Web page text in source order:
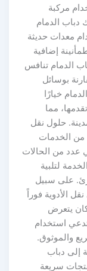
مركبة
الدمام
معدات حديثة
إضافية
الدمام تنافس
بوسائل
خيارًا
مما
حلول نقل
الخدمات
من الحالات
لتلبية
على سبيل
فوراً
يتعرض
استخدام
والموثوق.
دباب
سريعة